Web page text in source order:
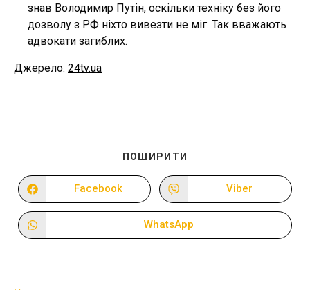
знав Володимир Путін, оскільки техніку без його
дозволу з РФ ніхто вивезти не міг. Так вважають
адвокати загиблих.
Джерело: 24tv.ua
ПОШИРИТИ
ВМІСТОМ
Відкрити
в
новому
Facebook
Відкрити
в
новому
Viber
Відкрити
в
WhatsApp